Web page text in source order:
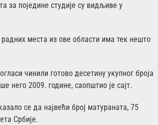
за поједине студије су видљиве у
места из ове области има тек нешто
чинили готово десетину укупног броја
него 2009. године, саопштио је сајт.
се да највећи број матураната, 75
Србије.